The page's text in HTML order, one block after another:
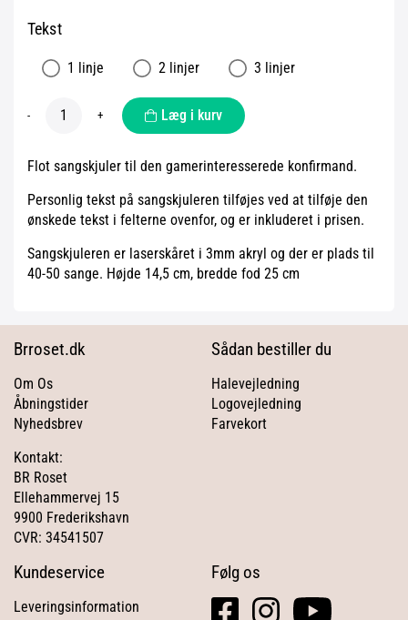
Tekst
1 linje 2 linjer 3 linjer
- + Læg i kurv
Flot sangskjuler til den gamerinteresserede konfirmand.
Personlig tekst på sangskjuleren tilføjes ved at tilføje den
ønskede tekst i felterne ovenfor, og er inkluderet i prisen.
Sangskjuleren er laserskåret i 3mm akryl og der er plads til
40-50 sange. Højde 14,5 cm, bredde fod 25 cm
Brroset.dk
Om Os
Åbningstider
Nyhedsbrev
Kontakt:
BR Roset
Ellehammervej 15
9900 Frederikshavn
CVR: 34541507
Sådan bestiller du
Halevejledning
Logovejledning
Farvekort
Kundeservice
Leveringsinformation
Følg os
facebookinstagramyoutube